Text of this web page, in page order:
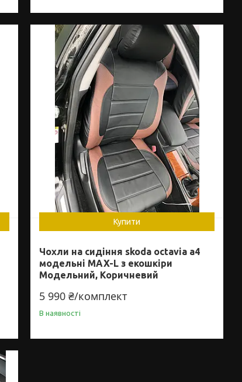
Купити
Чохли на сидіння skoda octavia a4
модельні MAX-L з екошкіри
Модельний, Коричневий
5 990 ₴/комплект
В наявності